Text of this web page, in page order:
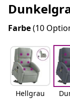
Farbe(10
Hellgrau